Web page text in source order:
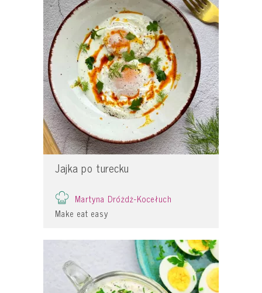
Jajka po turecku
Martyna Dróżdż-Kocełuch
Make eat easy